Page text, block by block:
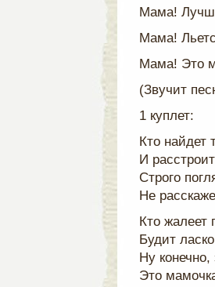
Мама!
Мама!
Мама! Это
(Звучит
1 куплет:
Кто найдет
И
Строго
Не
Кто жалеет
Будит
Ну
Это